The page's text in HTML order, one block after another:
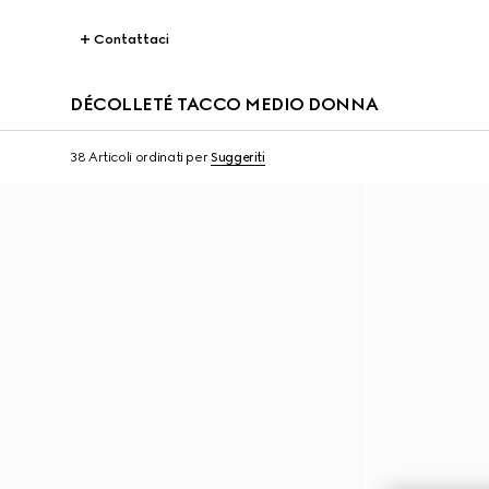
Contattaci
DÉCOLLETÉ TACCO MEDIO DONNA
38 Articoli ordinati perSuggeriti